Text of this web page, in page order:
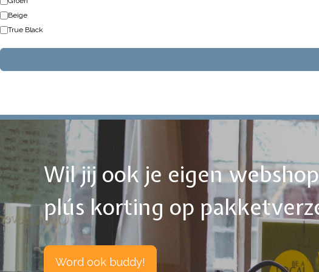
Beige
True Black
Wil jij ook je eigen
plús korting op
Word ook buddy!